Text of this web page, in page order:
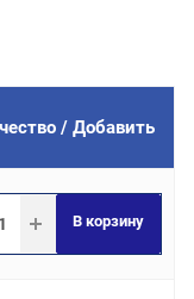
/ Добавить
В корзину